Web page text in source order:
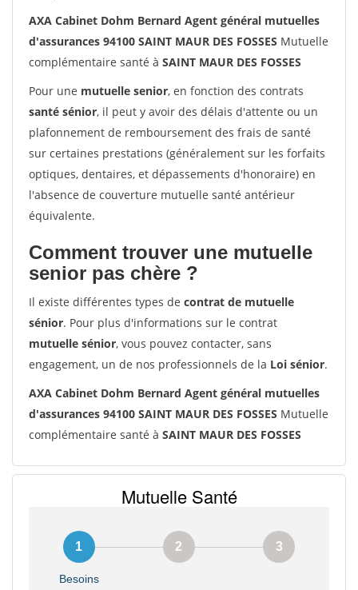
AXA Cabinet Dohm Bernard Agent général mutuelles
d'assurances 94100 SAINT MAUR DES FOSSES Mutuelle
complémentaire santé à SAINT MAUR DES FOSSES
Pour une mutuelle senior, en fonction des contrats
santé sénior, il peut y avoir des délais d'attente ou un
plafonnement de remboursement des frais de santé
sur certaines prestations (généralement sur les forfaits
optiques, dentaires, et dépassements d'honoraire) en
l'absence de couverture mutuelle santé antérieur
équivalente.
Comment trouver une mutuelle
senior pas chère ?
Il existe différentes types de contrat de mutuelle
sénior. Pour plus d'informations sur le contrat
mutuelle sénior, vous pouvez contacter, sans
engagement, un de nos professionnels de la Loi sénior.
AXA Cabinet Dohm Bernard Agent général mutuelles
d'assurances 94100 SAINT MAUR DES FOSSES Mutuelle
complémentaire santé à SAINT MAUR DES FOSSES